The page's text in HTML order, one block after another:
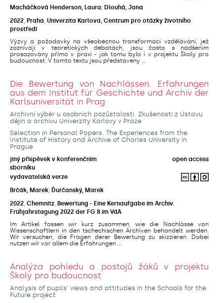
Macháčková Henderson, Laura; Dlouhá, Jana
2022 Praha Univerzita Karlova, Centrum pro otázky životního
prostředí
Výzvy a požadavky na všeobecnou transformaci vzdělávání, jež
zaznívají v teoretických debatách, jsou často s nadšením
prosazovány přímo v praxi - jak tomu bylo i v projektu Školy pro
budoucnost. V tomto textu jsou představeny ...
Die Bewertung von Nachlässen. Erfahrungen
aus dem Institut für Geschichte und Archiv der
Karlsuniversität in Prag
Archivní výběr u osobních pozůstalostí. Zkušenosti z Ústavu
dějin a archivu Univerzity Karlovy v Praze
Selection in Personal Papers. The Experiences from the
Institute of History and Archive of Charles University in
Prague
jiný příspěvek v konferenčním
sborníku
open access
vydavatelská verze
Brčák, Marek; Ďurčanský, Marek
2022 Chemnitz Bewertung - Eine Kernaufgabe im Archiv.
Frühjahrstagung 2022 der FG 8 im VdA
Im Artikel fassen wir kurz zusammen, wie die Nachlässe von
Wissenschaftlern in den tschechischen Archiven behandelt werden.
Wir versuchen, die Fragen derer Bewertung zu skizzieren. Dabei
nutzen wir vor allem die Erfahrungen ...
Analýza pohledu a postojů žáků v projektu
Školy pro budoucnost
Analysis of pupils' views and attitudes in the Schools for the
Future project